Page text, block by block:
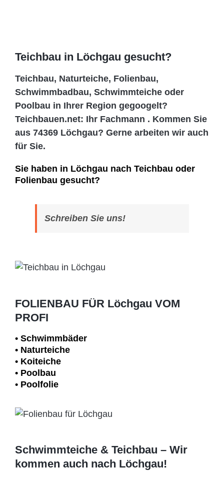
Teichbau in Löchgau gesucht?
Teichbau, Naturteiche, Folienbau,
Schwimmbadbau, Schwimmteiche oder
Poolbau in Ihrer Region gegoogelt?
Teichbauen.net: Ihr Fachmann . Kommen Sie
aus 74369 Löchgau? Gerne arbeiten wir auch
für Sie.
Sie haben in Löchgau nach Teichbau oder
Folienbau gesucht?
Schreiben Sie uns!
FOLIENBAU FÜR Löchgau VOM
PROFI
• Schwimm­bäder
• Naturteiche
• Koiteiche
• Poolbau
• Poolfolie
Schwimmteiche & Teichbau – Wir
kommen auch nach Löchgau!